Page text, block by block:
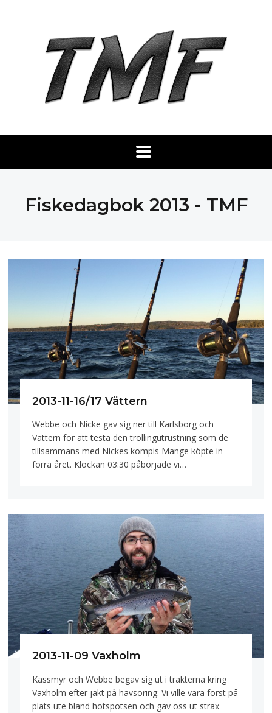
Fiskedagbok 2013 - TMF
2013-11-16/17 Vättern
Webbe och Nicke gav sig ner till Karlsborg och
Vättern för att testa den trollingutrustning som de
tillsammans med Nickes kompis Mange köpte in
förra året. Klockan 03:30 påbörjade vi…
2013-11-09 Vaxholm
Kassmyr och Webbe begav sig ut i trakterna kring
Vaxholm efter jakt på havsöring. Vi ville vara först på
plats ute bland hotspotsen och gav oss ut strax